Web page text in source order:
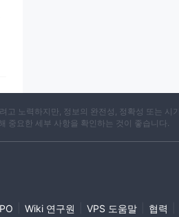
노력하지만, 정보의 완전성, 정확성 또는 시
중요한 세부 사항을 확인하는 것이 좋습니다.
Wiki 연구원 VPS 도움말 협력